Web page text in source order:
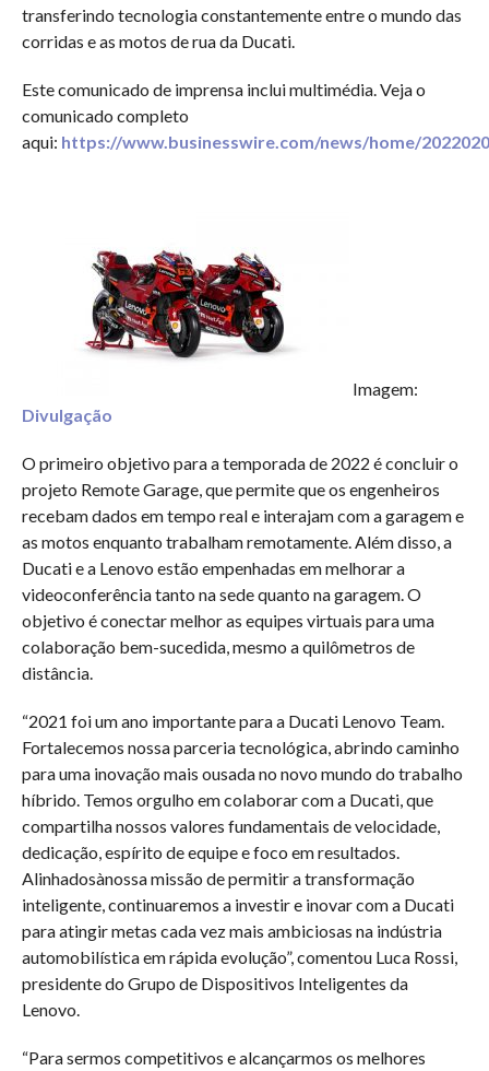
transferindo tecnologia constantemente entre o mundo das
corridas e as motos de rua da Ducati.
Este comunicado de imprensa inclui multimédia. Veja o
comunicado completo
aqui: https://www.businesswire.com/news/home/
Imagem:
Divulgação
O primeiro objetivo para a temporada de 2022 é concluir o
projeto Remote Garage, que permite que os engenheiros
recebam dados em tempo real e interajam com a garagem e
as motos enquanto trabalham remotamente. Além disso, a
Ducati e a Lenovo estão empenhadas em melhorar a
videoconferência tanto na sede quanto na garagem. O
objetivo é conectar melhor as equipes virtuais para uma
colaboração bem-sucedida, mesmo a quilômetros de
distância.
“2021 foi um ano importante para a Ducati Lenovo Team.
Fortalecemos nossa parceria tecnológica, abrindo caminho
para uma inovação mais ousada no novo mundo do trabalho
híbrido. Temos orgulho em colaborar com a Ducati, que
compartilha nossos valores fundamentais de velocidade,
dedicação, espírito de equipe e foco em resultados.
Alinhadosànossa missão de permitir a transformação
inteligente, continuaremos a investir e inovar com a Ducati
para atingir metas cada vez mais ambiciosas na indústria
automobilística em rápida evolução”, comentou Luca Rossi,
presidente do Grupo de Dispositivos Inteligentes da
Lenovo.
“Para sermos competitivos e alcançarmos os melhores